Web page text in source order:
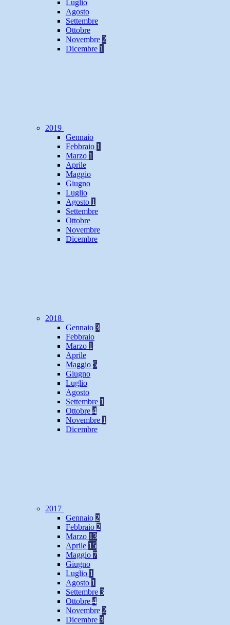
Luglio
Agosto
Settembre
Ottobre
Novembre 2
Dicembre 1
2019
Gennaio
Febbraio 1
Marzo 1
Aprile
Maggio
Giugno
Luglio
Agosto 1
Settembre
Ottobre
Novembre
Dicembre
2018
Gennaio 3
Febbraio
Marzo 1
Aprile
Maggio 5
Giugno
Luglio
Agosto
Settembre 1
Ottobre 4
Novembre 1
Dicembre
2017
Gennaio 2
Febbraio 2
Marzo 13
Aprile 15
Maggio 7
Giugno
Luglio 1
Agosto 1
Settembre 3
Ottobre 4
Novembre 2
Dicembre 3